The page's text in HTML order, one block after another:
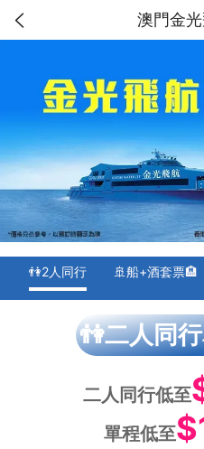
澳門金
👫2人同行 🚢船+酒套票🏨
👫二人同
二人同行低至
單程低至